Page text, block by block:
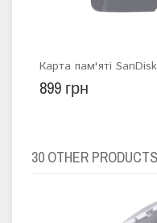
Карта пам'яті
899 грн
30 OTHER